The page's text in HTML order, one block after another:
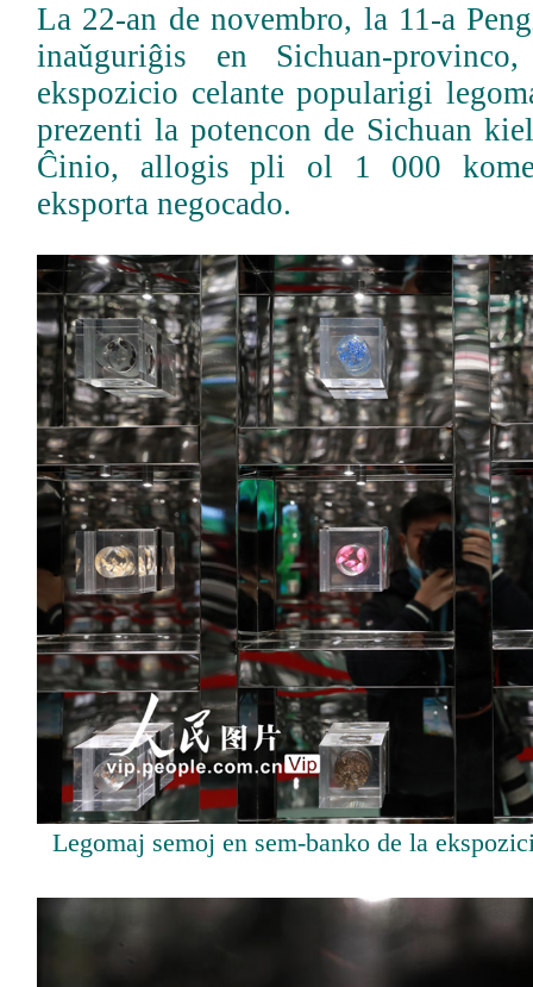
La 22-an de novembro, la 11-a
inaǔguriĝis en Sichuan-
ekspozicio celante popularigi
prezenti la potencon de Sichuan
Ĉinio, allogis pli ol 1 000
eksporta negocado.
Legomaj semoj en sem-banko de la